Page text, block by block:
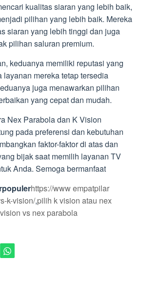
kualitas siaran yang lebih baik,
pilihan yang lebih baik. Mereka
siaran yang lebih tinggi dan juga
pilihan saluran premium.
keduanya memiliki reputasi yang
mereka tetap tersedia
juga menawarkan pilihan
yang cepat dan mudah.
Nex Parabola dan K Vision
pada preferensi dan kebutuhan
faktor-faktor di atas dan
bijak saat memilih layanan TV
Anda. Semoga bermanfaat
https://www empatpilar
k-vision/,pilih k vision atau nex
vs nex parabola